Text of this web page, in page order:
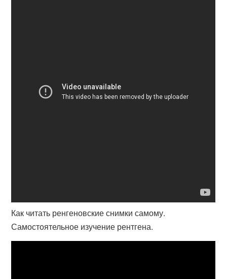
Как читать ренгеновские снимки самому.
Самостоятельное изучение рентгена.